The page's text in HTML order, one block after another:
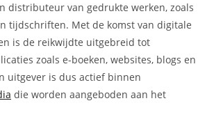
distributeur van gedrukte werken, zoals
tijdschriften. Met de komst van digitale
is de reikwijdte uitgebreid tot
zoals e-boeken, websites, blogs en
uitgever is dus actief binnen
die worden aangeboden aan het